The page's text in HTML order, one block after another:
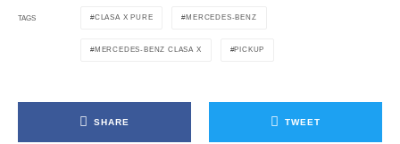
TAGS CLASA X PURE MERCEDES-BENZ
MERCEDES-BENZ CLASA X PICKUP
SHARE TWEET